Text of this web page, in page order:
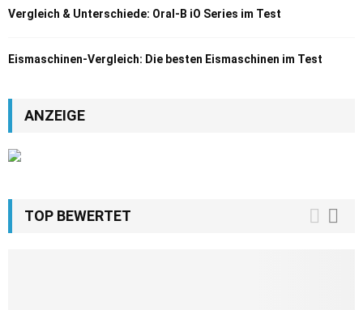
Vergleich & Unterschiede: Oral-B iO Series im Test
Eismaschinen-Vergleich: Die besten Eismaschinen im Test
ANZEIGE
TOP BEWERTET